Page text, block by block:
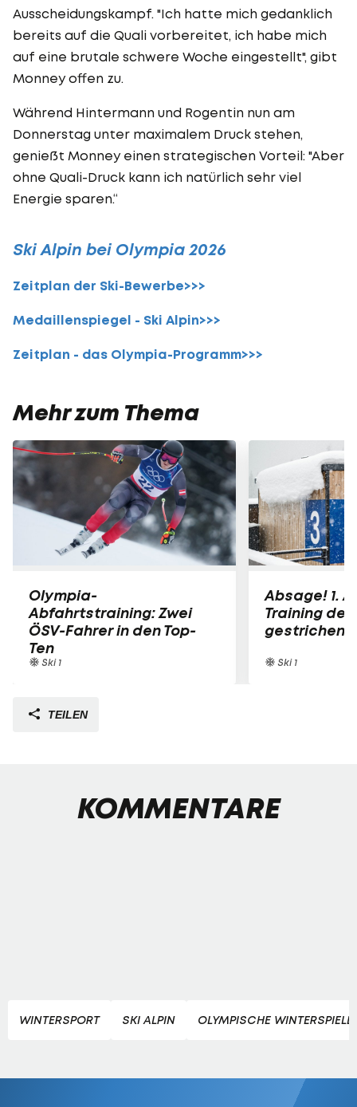
Ausscheidungskampf. "Ich hatte mich gedanklich
bereits auf die Quali vorbereitet, ich habe mich
auf eine brutale schwere Woche eingestellt", gibt
Monney offen zu.
Während Hintermann und Rogentin nun am
Donnerstag unter maximalem Druck stehen,
genießt Monney einen strategischen Vorteil: "Aber
ohne Quali-Druck kann ich natürlich sehr viel
Energie sparen.“
Ski Alpin bei Olympia 2026
Zeitplan der Ski-Bewerbe>>>
Medaillenspiegel - Ski Alpin>>>
Zeitplan - das Olympia-Programm>>>
Mehr zum Thema
Olympia-
Abfahrtstraining: Zwei
ÖSV-Fahrer in den Top-
Ten
Ski 1
Absage! 1.
Training der
gestrichen
Ski 1
TEILEN
KOMMENTARE
WINTERSPORT SKI ALPIN OLYMPISCHE WINTERSPIELE